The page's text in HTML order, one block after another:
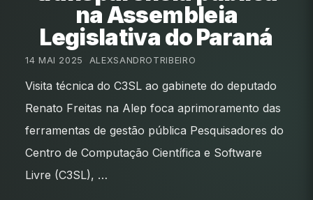
na Assembleia
Legislativa do Paraná
14 MAI 2025 ALEXSANDROTRIBEIRO
Visita técnica do C3SL ao gabinete do deputado
Renato Freitas na Alep foca aprimoramento das
ferramentas de gestão pública Pesquisadores do
Centro de Computação Científica e Software
Livre (C3SL), …